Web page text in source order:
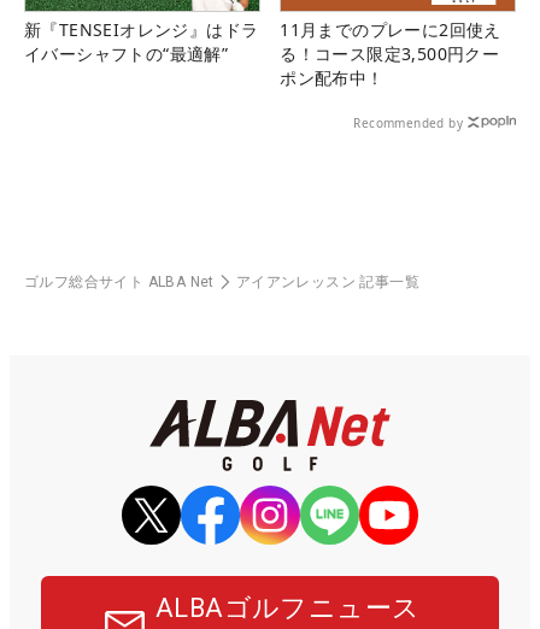
新『TENSEIオレンジ』はドラ
イバーシャフトの“最適解”
11月までのプレーに2回使え
る！コース限定3,500円クー
ポン配布中！
Recommended by
ゴルフ総合サイト ALBA Net アイアンレッスン 記事一覧
ALBAゴルフニュース